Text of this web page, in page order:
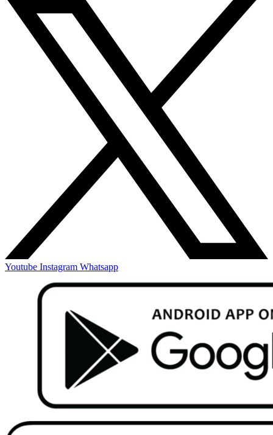
Youtube Instagram Whatsapp